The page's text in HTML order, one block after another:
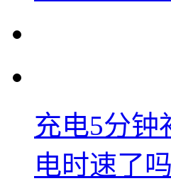
充电5分钟
电时速了吗